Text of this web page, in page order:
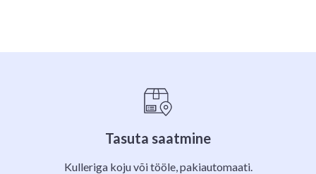
Tasuta saatmine
Kulleriga koju või tööle, pakiautomaati.